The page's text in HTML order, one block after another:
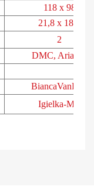
118 x 98
21,8 x 18,1
2
DMC, Ariad
BiancaVanDijk
Igielka-MB